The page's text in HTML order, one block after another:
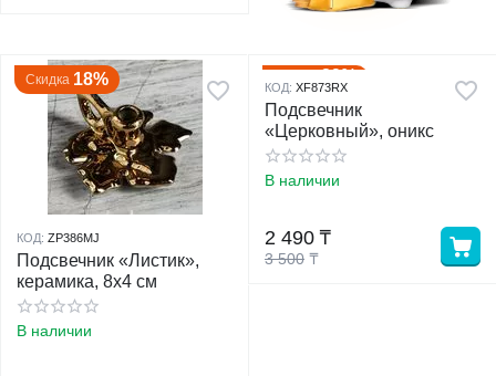
Скидка 18%
КОД: ZP386MJ
Подсвечник «Листик»,
керамика, 8х4 см
В наличии
29%
КОД: XF873RX
Подсвечник
«Церковный», оникс
В наличии
3 500 ₸
2 490 ₸